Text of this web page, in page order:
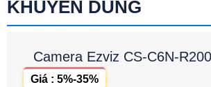
KHUYÊN DÙNG
Camera Ezviz CS-C6N-
Giá : 5%-35%